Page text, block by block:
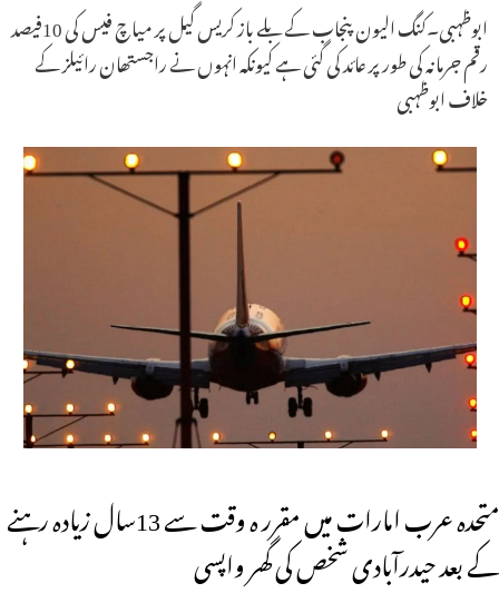
ابوظہبی۔کنگ الیون پنجاب کے بلے باز کریس گیل پر میاچ فیس کی 10فیصد
رقم جرمانہ کی طور پر عائد کی گئی ہے کیونکہ انہوں نے راجستھان رائیلز کے
خلاف ابوظہبی
متحدہ عرب امارات میں مقرر ہ وقت سے 13سال زیادہ رہنے
کے بعد حیدرآبادی شخص کی گھر واپسی